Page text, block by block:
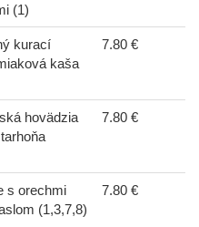
(1)
kurací
kaša
7.80 €
hovädzia
7.80 €
s orechmi
(1,3,7,8)
7.80 €